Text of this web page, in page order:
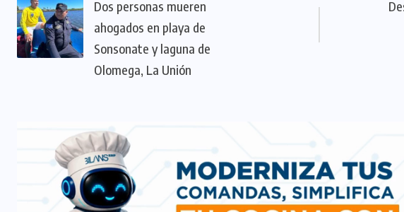
Dos personas mueren
ahogados en playa de
Sonsonate y laguna de
Olomega, La Unión